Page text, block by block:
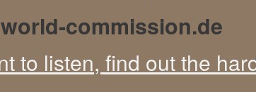
commission.de
to listen, find out the